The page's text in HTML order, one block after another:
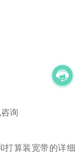
询
打算装宽带的详细